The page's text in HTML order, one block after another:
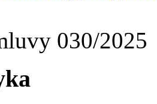
030/2025